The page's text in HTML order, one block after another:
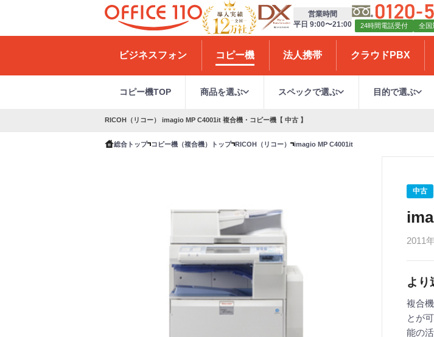
H
e
営業時間
平日 9:00〜21:00
24時間電話受付 全国
ビジネスフォン コピー機 法人携帯 クラウドPBX
コピー機TOP 商品を選ぶ スペックで選ぶ 目的で選ぶ
RICOH（リコー） imagio MP C4001it 複合機・コピー機【 中古 】
総合トップ コピー機（複合機）トップ RICOH（リコー） imagio MP C4001it
2011
中古
より
複合
とが
能の